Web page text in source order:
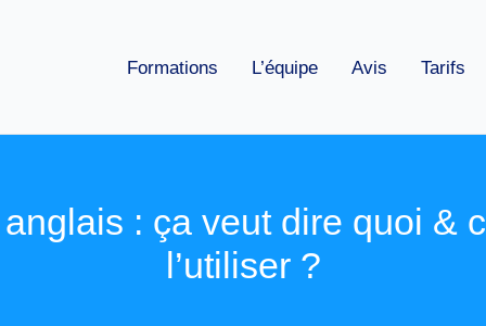
Formations L’équipe Avis Tarifs
: ça veut dire quoi &
l’utiliser ?